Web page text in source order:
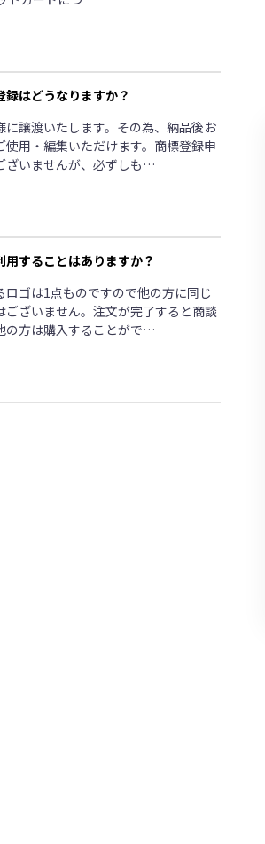
録はどうなりますか？
に譲渡いたします。その為、納品後お
用・編集いただけます。商標登録申
ざいませんが、必ずしも…
することはありますか？
ロゴは1点ものですので他の方に同じ
ございません。注文が完了すると商談
の方は購入することがで…